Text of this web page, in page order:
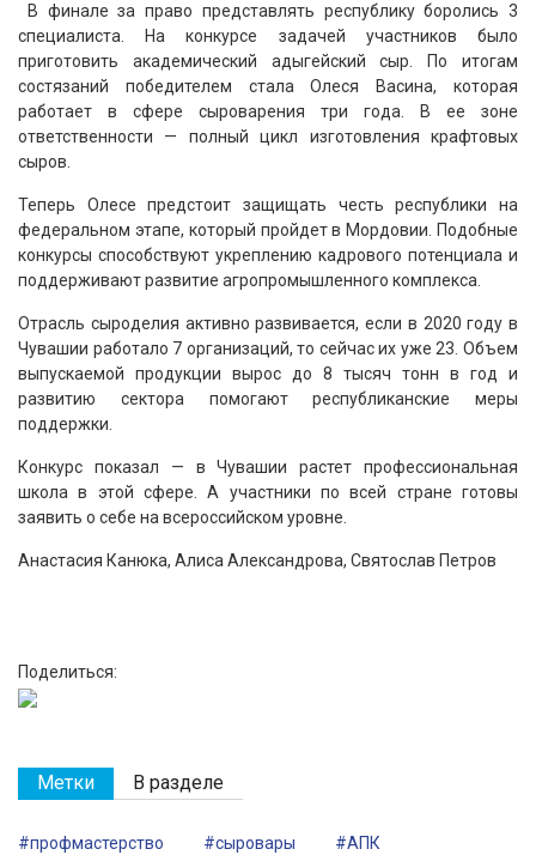
В финале за право представлять республику боролись 3
специалиста. На конкурсе задачей участников было
приготовить академический адыгейский сыр. По итогам
состязаний победителем стала Олеся Васина, которая
работает в сфере сыроварения три года. В ее зоне
ответственности — полный цикл изготовления крафтовых
сыров.
Теперь Олесе предстоит защищать честь республики на
федеральном этапе, который пройдет в Мордовии. Подобные
конкурсы способствуют укреплению кадрового потенциала и
поддерживают развитие агропромышленного комплекса.
Отрасль сыроделия активно развивается, если в 2020 году в
Чувашии работало 7 организаций, то сейчас их уже 23. Объем
выпускаемой продукции вырос до 8 тысяч тонн в год и
развитию сектора помогают республиканские меры
поддержки.
Конкурс показал — в Чувашии растет профессиональная
школа в этой сфере. А участники по всей стране готовы
заявить о себе на всероссийском уровне.
Анастасия Канюка, Алиса Александрова, Святослав Петров
Поделиться:
Метки В разделе
#профмастерство #сыровары #АПК